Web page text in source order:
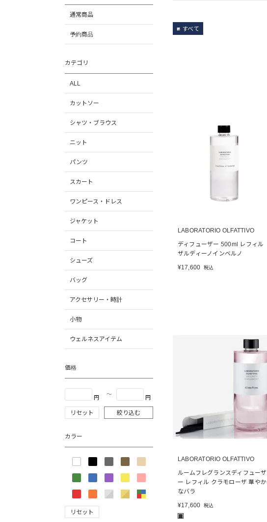
通常商品
予約商品
カテゴリ
ALL
カットソー
シャツ・ブラウス
ニット
パンツ
スカート
ワンピース・ドレス
ジャケット
コート
シューズ
バッグ
アクセサリー・時計
小物
ウェルネスアイテム
価格
円
〜
円
リセット 絞り込む
カラー
リセット
すべて
LABORATORIO OLFATTIVO
ディフューザー 500ml レフィル
ザルディーノインベルノ
¥17,600 税込
LABORATORIO OLFATTIVO
ルームフレグランスディフューザ
ー レフィル クラモローザ 華やか
なバラ
¥17,600 税込
■